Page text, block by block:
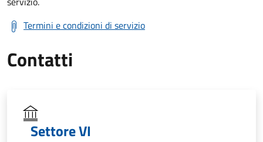
Termini e condizioni di servizio
Contatti
Settore VI